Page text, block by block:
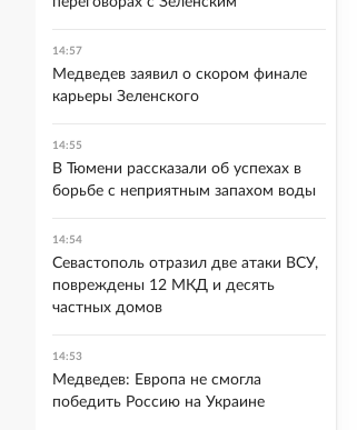
14:57
Медведев заявил о скором финале
карьеры Зеленского
14:55
В Тюмени рассказали об успехах в
борьбе с неприятным запахом воды
14:54
Севастополь отразил две атаки ВСУ,
повреждены 12 МКД и десять
частных домов
14:53
Медведев: Европа не смогла
победить Россию на Украине